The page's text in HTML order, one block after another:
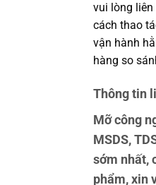
vui lòng liên
cách thao
vận hành
hàng so
Thông tin
Mỡ công
MSDS,
sớm nhất,
phẩm, xin